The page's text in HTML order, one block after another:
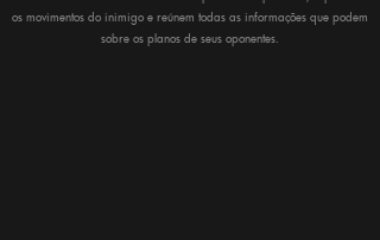
os movimentos do inimigo e reúnem todas as informações que podem
sobre os planos de seus oponentes.